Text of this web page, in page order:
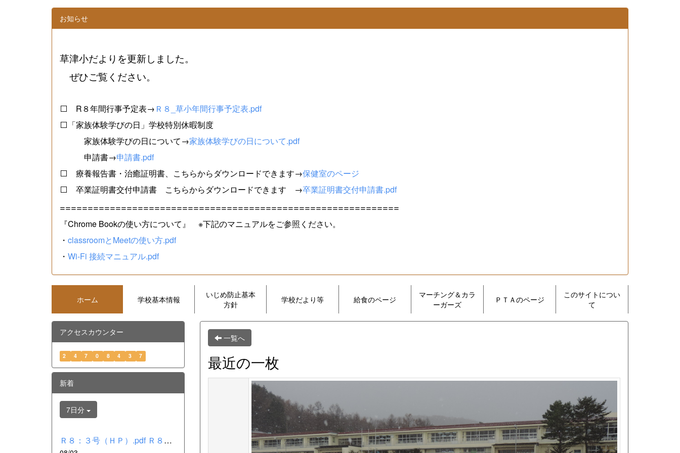
お知らせ
草津小だよりを更新しました。
ぜひご覧ください。
⬜ R８年間行事予定表→ Ｒ８_草小年間行事予定表.pdf
⬜「家族体験学びの日」学校特別休暇制度
家族体験学びの日について→家族体験学びの日について.pdf
申請書→申請書.pdf
⬜ 療養報告書・治癒証明書、こちらからダウンロードできます→保健室のページ
⬜ 卒業証明書交付申請書 こちらからダウンロードできます →卒業証明書交付申請書.pdf
=============================================================
『Chrome Bookの使い方について』 ※下記のマニュアルをご参照ください。
・ classroomとMeetの使い方.pdf
・ Wi-Fi 接続マニュアル.pdf
ホーム 学校基本情報
いじめ防止基本
方針
学校だより等 給食のページ
マーチング＆カラ
ーガーズ
ＰＴＡのページ
このサイトについ
て
一覧へ
最近の一枚
アクセスカウンター
2 4 7 0 8 4 3 7
新着
7日分
Ｒ８：３号（ＨＰ）.pdf Ｒ８：２号（ＨＰ）.pdf Ｒ８：１号（Ｈ...